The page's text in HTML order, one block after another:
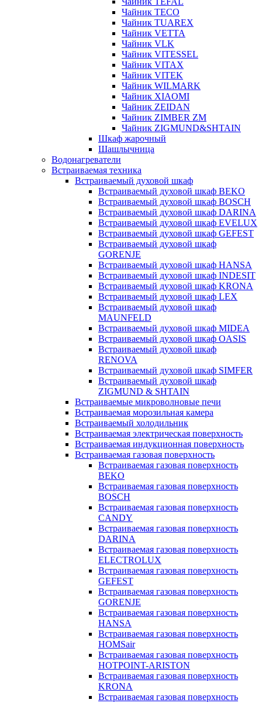
Чайник TECO
Чайник TUAREX
Чайник VETTA
Чайник VLK
Чайник VITESSEL
Чайник VITAX
Чайник VITEK
Чайник WILMARK
Чайник XIAOMI
Чайник ZEIDAN
Чайник ZIMBER ZM
Чайник ZIGMUND&SHTAIN
Шкаф жарочный
Шашлычница
Водонагреватели
Встраиваемая техника
Встраиваемый духовой шкаф
Встраиваемый духовой шкаф BEKO
Встраиваемый духовой шкаф BOSCH
Встраиваемый духовой шкаф DARINA
Встраиваемый духовой шкаф EVELUX
Встраиваемый духовой шкаф GEFEST
Встраиваемый духовой шкаф
GORENJE
Встраиваемый духовой шкаф HANSA
Встраиваемый духовой шкаф INDESIT
Встраиваемый духовой шкаф KRONA
Встраиваемый духовой шкаф LEX
Встраиваемый духовой шкаф
MAUNFELD
Встраиваемый духовой шкаф MIDEA
Встраиваемый духовой шкаф OASIS
Встраиваемый духовой шкаф
RENOVA
Встраиваемый духовой шкаф SIMFER
Встраиваемый духовой шкаф
ZIGMUND & SHTAIN
Встраиваемые микроволновые печи
Встраиваемая морозильная камера
Встраиваемый холодильник
Встраиваемая электрическая поверхность
Встраиваемая индукционная поверхность
Встраиваемая газовая поверхность
Встраиваемая газовая поверхность
BEKO
Встраиваемая газовая поверхность
BOSCH
Встраиваемая газовая поверхность
CANDY
Встраиваемая газовая поверхность
DARINA
Встраиваемая газовая поверхность
ELECTROLUX
Встраиваемая газовая поверхность
GEFEST
Встраиваемая газовая поверхность
GORENJE
Встраиваемая газовая поверхность
HANSA
Встраиваемая газовая поверхность
HOMSair
Встраиваемая газовая поверхность
HOTPOINT-ARISTON
Встраиваемая газовая поверхность
KRONA
Встраиваемая газовая поверхность